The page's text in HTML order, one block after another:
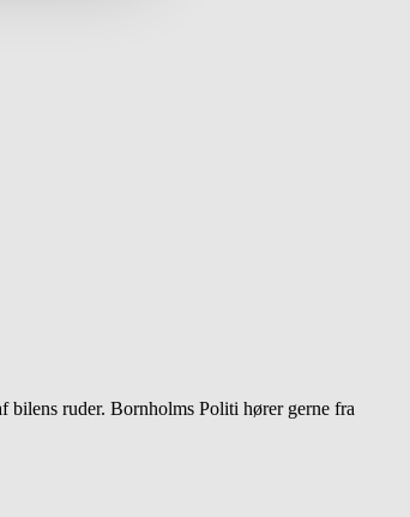
ruder. Bornholms Politi hører gerne fra